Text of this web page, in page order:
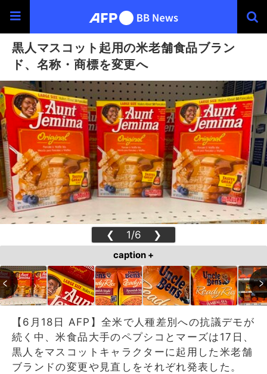
黒人マスコット起用の米老舗食品ブラン
ド、名称・商標を変更へ
❮ 1/6 ❯
caption +
【6月18日 AFP】全米で人種差別への抗議デモが
続く中、米食品大手のペプシコとマーズは17日、
黒人をマスコットキャラクターに起用した米老舗
ブランドの変更や見直しをそれぞれ発表した。